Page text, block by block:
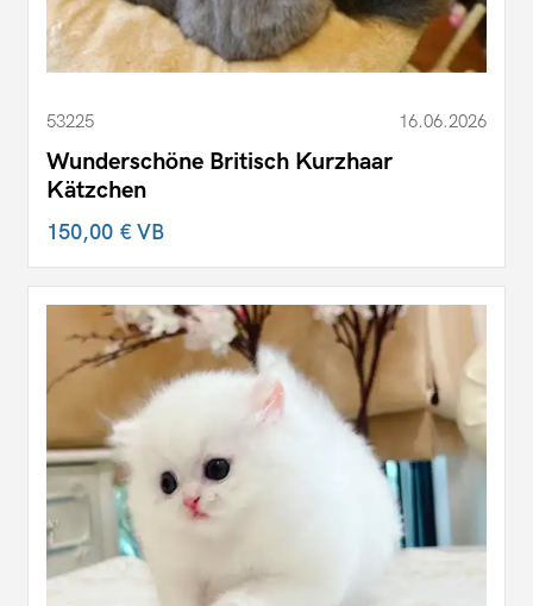
53225 16.06.2026
Wunderschöne Britisch Kurzhaar
Kätzchen
150,00 €VB